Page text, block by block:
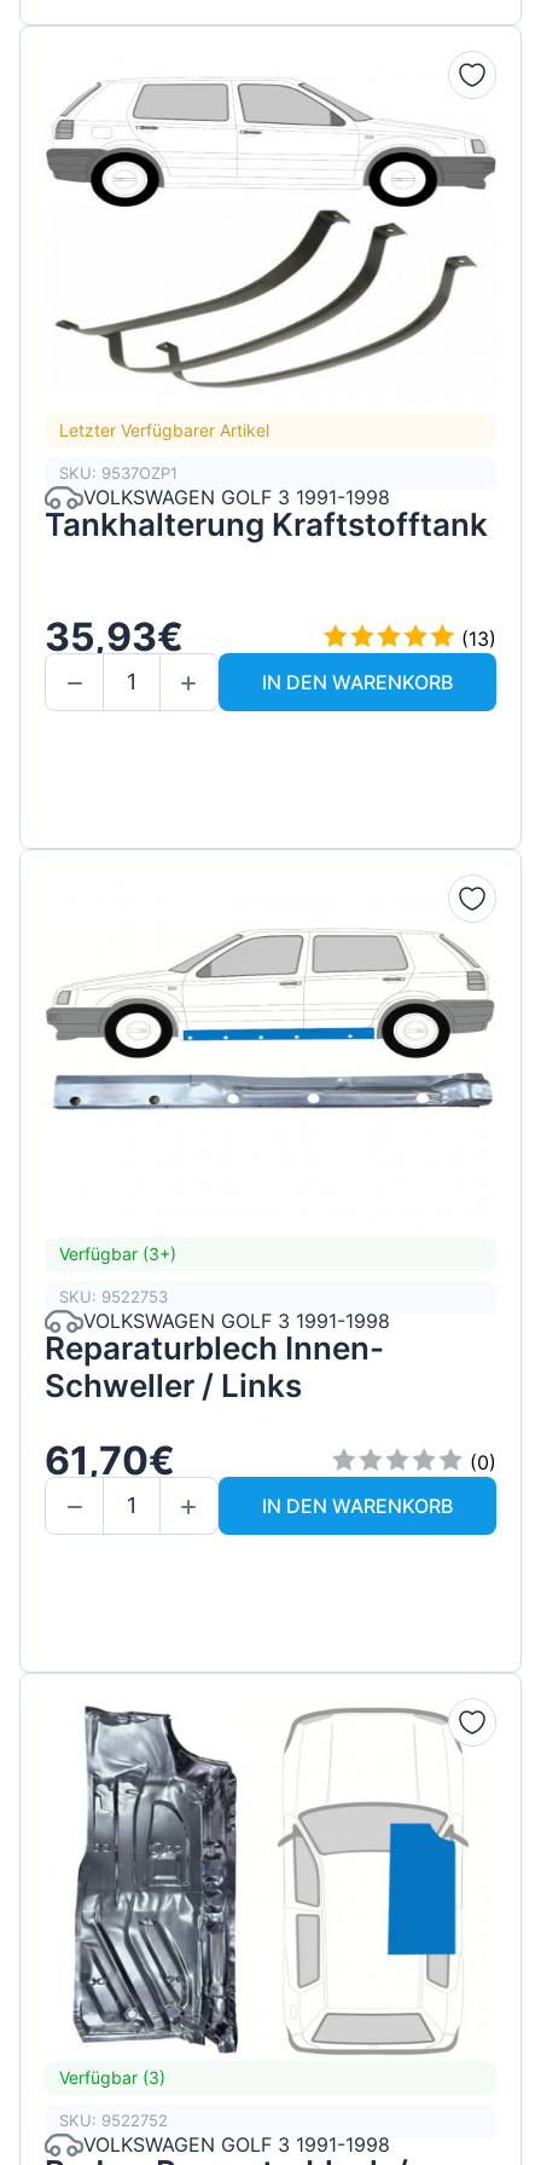
Letzter Verfügbarer Artikel
SKU: 9537OZP1
VOLKSWAGEN GOLF 3 1991-1998
Tankhalterung Kraftstofftank
35,93€
(13)
IN DEN WARENKORB
Verfügbar (3+)
SKU: 9522753
VOLKSWAGEN GOLF 3 1991-1998
Reparaturblech Innen-
Schweller / Links
61,70€
(0)
IN DEN WARENKORB
Verfügbar (3)
SKU: 9522752
VOLKSWAGEN GOLF 3 1991-1998